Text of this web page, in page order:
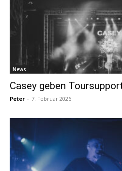
News
Casey geben
Peter - 7. Februar 2026